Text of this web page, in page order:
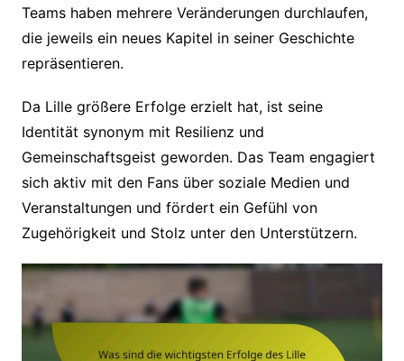
Teams haben mehrere Veränderungen durchlaufen,
die jeweils ein neues Kapitel in seiner Geschichte
repräsentieren.
Da Lille größere Erfolge erzielt hat, ist seine
Identität synonym mit Resilienz und
Gemeinschaftsgeist geworden. Das Team engagiert
sich aktiv mit den Fans über soziale Medien und
Veranstaltungen und fördert ein Gefühl von
Zugehörigkeit und Stolz unter den Unterstützern.